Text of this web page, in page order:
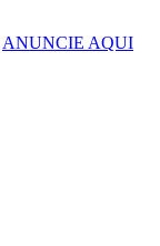
ANUNCIE AQUI